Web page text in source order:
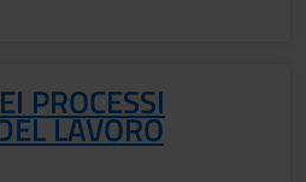
PROCESSI
LAVORO